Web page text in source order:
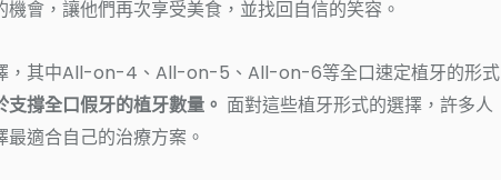
會，讓他們再次享受美食，並找回自信的笑容。
，其中All-on-4、All-on-5、All-on-6等全口速定植牙的形式
撐全口假牙的植牙數量。 面對這些植牙形式的選擇，許多人
適合自己的治療方案。